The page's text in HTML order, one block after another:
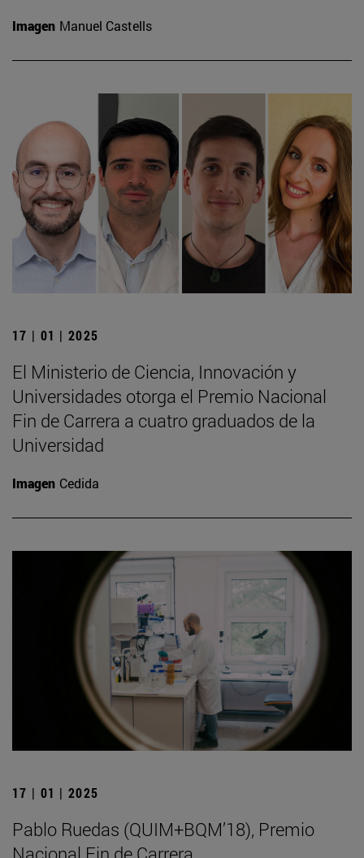
Imagen Manuel Castells
17 | 01 | 2025
El Ministerio de Ciencia, Innovación y
Universidades otorga el Premio Nacional
Fin de Carrera a cuatro graduados de la
Universidad
Imagen Cedida
17 | 01 | 2025
Pablo Ruedas (QUIM+BQM’18), Premio